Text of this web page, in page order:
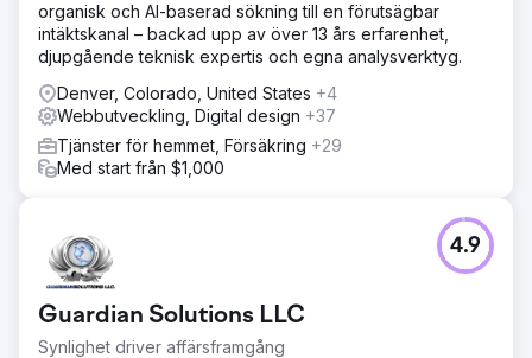
organisk och AI-baserad sökning till en förutsägbar
intäktskanal – backad upp av över 13 års erfarenhet,
djupgående teknisk expertis och egna analysverktyg.
Denver, Colorado, United States +4
Webbutveckling, Digital design +37
Tjänster för hemmet, Försäkring +29
Med start från $1,000
Guardian Solutions LLC
Synlighet driver affärsframgång
4.9